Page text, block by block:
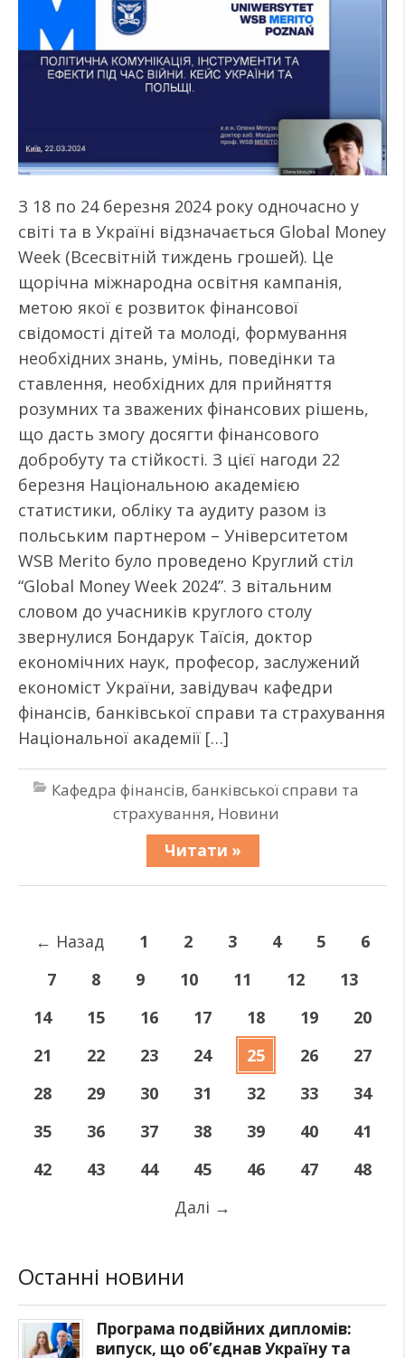
З 18 по 24 березня 2024 року одночасно у
світі та в Україні відзначається Global Money
Week (Всесвітній тиждень грошей). Це
щорічна міжнародна освітня кампанія,
метою якої є розвиток фінансової
свідомості дітей та молоді, формування
необхідних знань, умінь, поведінки та
ставлення, необхідних для прийняття
розумних та зважених фінансових рішень,
що дасть змогу досягти фінансового
добробуту та стійкості. З цієї нагоди 22
березня Національною академією
статистики, обліку та аудиту разом із
польським партнером – Університетом
WSB Merito було проведено Круглий стіл
“Global Money Week 2024”. З вітальним
словом до учасників круглого столу
звернулися Бондарук Таїсія, доктор
економічних наук, професор, заслужений
економіст України, завідувач кафедри
фінансів, банківської справи та страхування
Національної академії […]
Кафедра фінансів, банківської справи та
страхування, Новини
Читати »
← Назад 1 2 3 4 5
6
7
8 9 10 11 12
13
14
15 16 17 18 19
20
21
22 23 24 25 26
27
28
29 30 31 32 33
34
35
36 37 38 39 40
41
42
43 44 45 46 47
48
Далі →
Останні новини
Програма подвійних дипломів:
випуск, що об’єднав Україну та